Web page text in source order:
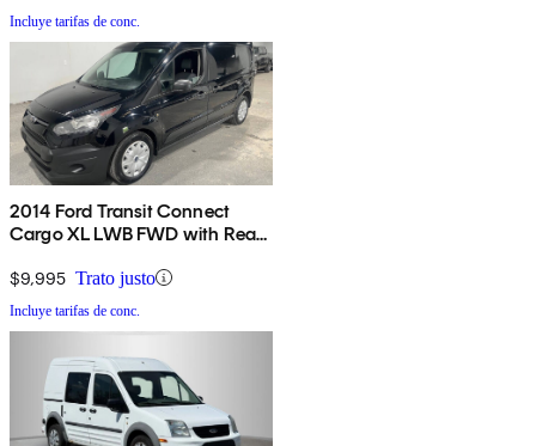
Incluye tarifas de conc.
2014 Ford Transit Connect
Cargo XL LWB FWD with Rear
$9,995 Trato justo
Incluye tarifas de conc.